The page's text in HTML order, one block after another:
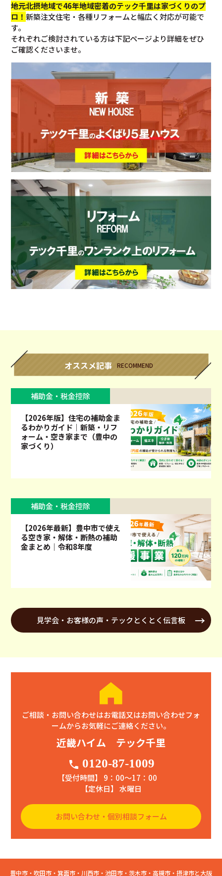
地元北摂地域で46年地域密着のテック千里は家づくりのプ
ロ！新築注文住宅・各種リフォームと幅広く対応が可能で
す。
それぞれご検討されている方は下記ページより詳細をぜひ
ご確認くださいませ。
オススメ記事 RECOMMEND
補助金・税金控除
【2026年版】住宅の補助金ま
るわかりガイド｜新築・リフ
ォーム・空き家まで（豊中の
家づくり）
補助金・税金控除
【2026年最新】豊中市で使え
る空き家・解体・断熱の補助
金まとめ｜令和8年度
見学会・お客様の声・テックとくとく伝言板
ご相談・お問い合わせはお電話又はお問い合わせフォ
ームからお気軽にご連絡ください。
近畿ハイム テック千里
phone 0120-87-1009
【受付時間】 9：00〜17：00
【定休日】 水曜日
お問い合わせ・個別相談フォーム
豊中市・吹田市・箕面市・川西市・池田市・茨木市・高槻市・摂津市と大阪